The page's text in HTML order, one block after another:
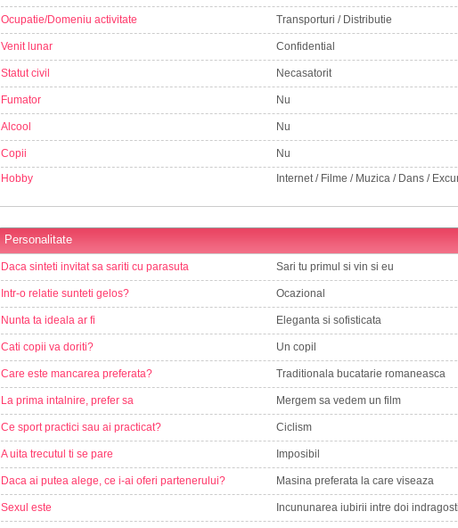
Ocupatie/Domeniu activitate Transporturi / Distributie
Venit lunar Confidential
Statut civil Necasatorit
Fumator Nu
Alcool Nu
Copii Nu
Hobby Internet / Filme / Muzica / Dans /
Personalitate
Daca sinteti invitat sa sariti cu parasuta Sari tu primul si vin si eu
Intr-o relatie sunteti gelos? Ocazional
Nunta ta ideala ar fi Eleganta si sofisticata
Cati copii va doriti? Un copil
Care este mancarea preferata? Traditionala bucatarie romaneasca
La prima intalnire, prefer sa Mergem sa vedem un film
Ce sport practici sau ai practicat? Ciclism
A uita trecutul ti se pare Imposibil
Daca ai putea alege, ce i-ai oferi partenerului? Masina preferata la care viseaza
Sexul este Incununarea iubirii intre doi